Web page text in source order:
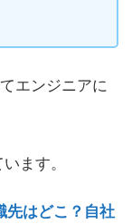
エンジニアに
ます。
先はどこ？自社